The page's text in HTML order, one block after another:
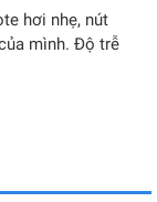
hơi nhẹ, nút
mình. Độ trễ